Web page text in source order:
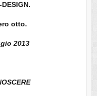
otto.
2013